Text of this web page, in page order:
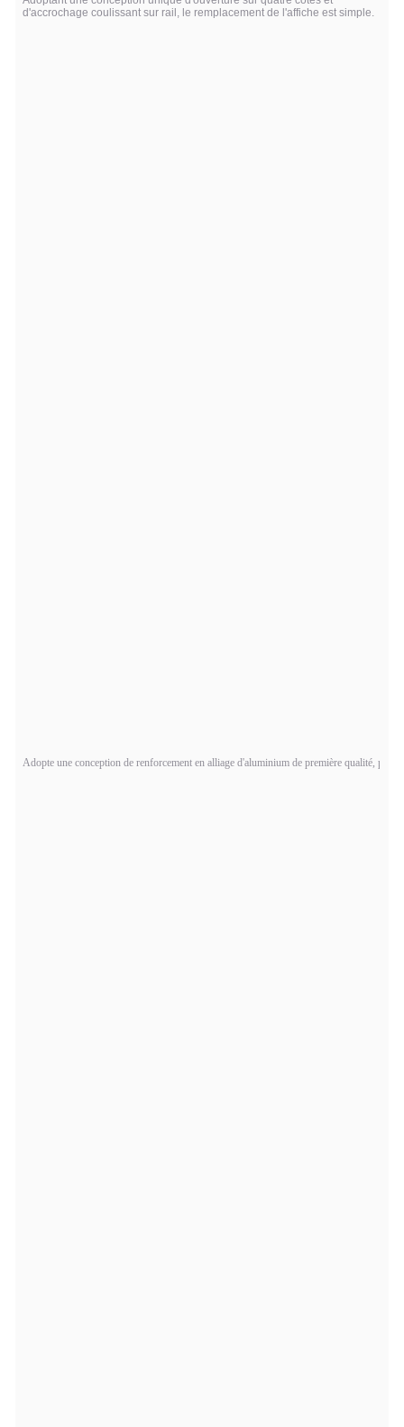
d'accrochage coulissant sur rail, le remplacement de l'affiche est simple.
Adopte une conception de renforcement en alliage d'aluminium de première qualité, peut